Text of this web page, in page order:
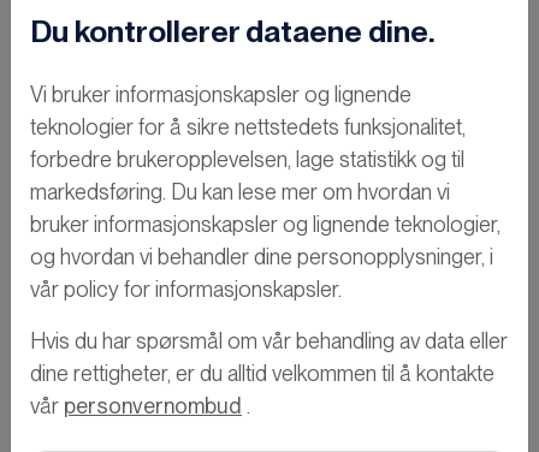
Du kontrollerer dataene dine.
Vi bruker informasjonskapsler og lignende
teknologier for å sikre nettstedets funksjonalitet,
forbedre brukeropplevelsen, lage statistikk og til
markedsføring. Du kan lese mer om hvordan vi
bruker informasjonskapsler og lignende teknologier,
og hvordan vi behandler dine personopplysninger, i
vår policy for informasjonskapsler.
Hvis du har spørsmål om vår behandling av data eller
dine rettigheter, er du alltid velkommen til å kontakte
vår personvernombud .